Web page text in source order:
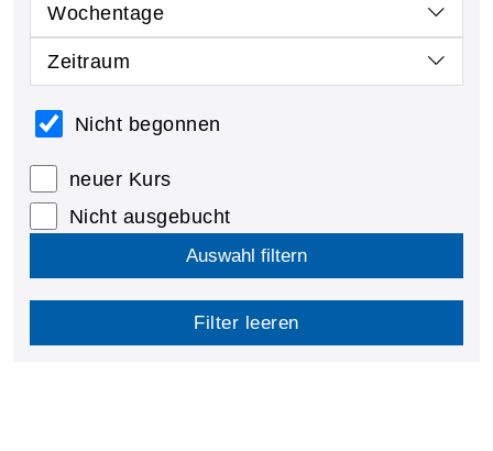
Wochentage
Zeitraum
Nicht begonnen
neuer Kurs
Nicht ausgebucht
Auswahl filtern
Filter leeren